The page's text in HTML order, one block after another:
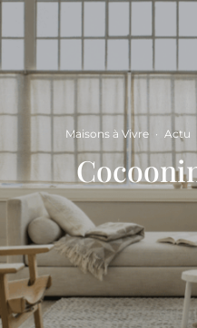
Maisons à Vivre · Actu